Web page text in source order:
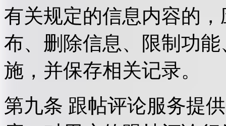
有关规定的信息内容的
布、删除信息、限制功
施，并保存相关记录。
第九条 跟帖评论服务提